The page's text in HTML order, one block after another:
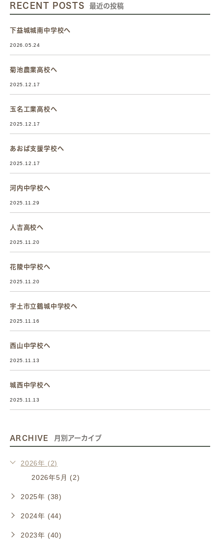
RECENT POSTS 最近の投稿
下益城城南中学校へ
2026.05.24
菊池農業高校へ
2025.12.17
玉名工業高校へ
2025.12.17
あおば支援学校へ
2025.12.17
河内中学校へ
2025.11.29
人吉高校へ
2025.11.20
花陵中学校へ
2025.11.20
宇土市立鶴城中学校へ
2025.11.16
西山中学校へ
2025.11.13
城西中学校へ
2025.11.13
ARCHIVE 月別アーカイブ
2026年 (2)
2026年5月 (2)
2025年 (38)
2024年 (44)
2023年 (40)